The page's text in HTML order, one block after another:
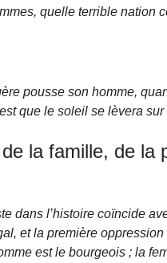
quelle terrible nation
pousse son homme,
que le soleil se lèvera
la famille, de la
dans l’histoire coïncide
et la première
est le bourgeois ; la